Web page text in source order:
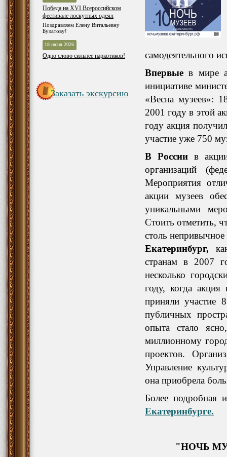
Победа на XVI Всероссийском
фестивале лоскутных одеял
Поздравляем Елену Витальевну
Булатову!
18 июня 2026
Одно слово сильнее наркотиков!
Заказать экскурсию
самодеятельного
Впервые в мире
инициативе
«Весна музеев»:
2001 году в этой
году акция
участие уже 750
В России в
организаций
Мероприятия
акции музеев
уникальными
Стоить отметить,
столь непривычное
Екатеринбург,
странам в 2007
несколько
году, когда
приняли участие
публичных
опыта стало
миллионному
проектов.
Управление
она приобрела
Более подробная
Екатеринбурге.
"НОЧЬ